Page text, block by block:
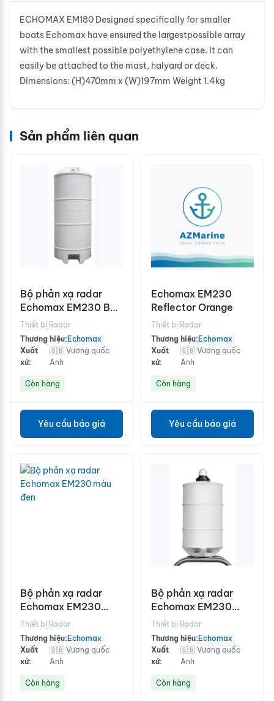
ECHOMAX EM180 Designed specifically for smaller
boats Echomax have ensured the largestpossible array
with the smallest possible polyethylene case. It can
easily be attached to the mast, halyard or deck.
Dimensions: (H)470mm x (W)197mm Weight 1.4kg
Sản phẩm liên quan
Bộ phản xạ radar
Echomax EM230 BR
màu cam
Thiết bị Radar
Thương hiệu: Echomax
Xuất
xứ:
🇬🇧 Vương quốc
Anh
Còn hàng
Yêu cầu báo giá
Echomax EM230
Reflector Orange
Thiết bị Radar
Thương hiệu: Echomax
Xuất
xứ:
🇬🇧 Vương quốc
Anh
Còn hàng
Yêu cầu báo giá
Bộ phản xạ radar
Echomax EM230
màu đen
Thiết bị Radar
Thương hiệu: Echomax
Xuất
xứ:
🇬🇧 Vương quốc
Anh
Còn hàng
Bộ phản xạ radar
Echomax EM230
Basemount màu
trắng
Thiết bị Radar
Thương hiệu: Echomax
Xuất
xứ:
🇬🇧 Vương quốc
Anh
Còn hàng